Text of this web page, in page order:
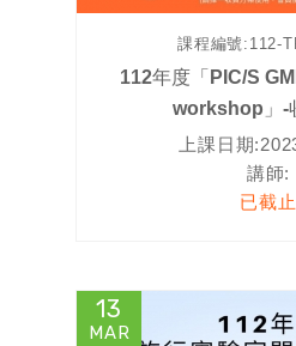
課程編號: 112-
112年度「PIC/S
workshop」-
上課日期:
講師:
已截止
13
MAR